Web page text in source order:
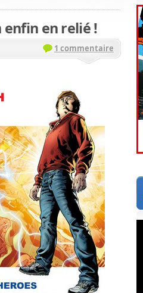
enfin en relié !
1 commentaire